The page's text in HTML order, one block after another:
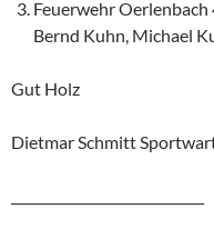
Feuerwehr
Bernd Kuhn, Michael
Gut Holz
Dietmar Schmitt